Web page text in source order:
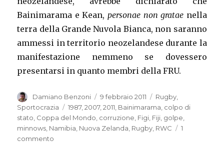
Bainimarama e Kean, personae non gratae nella
terra della Grande Nuvola Bianca, non saranno
ammessi in territorio neozelandese durante la
manifestazione nemmeno se dovessero
presentarsi in quanto membri della FRU.
Autore
Damiano Benzoni
Pubblicato
il
9 febbraio 2011 Categorie
Rugby
Sportocrazia
Tag
1987,2007,2011 Bainimarama colpo di
stato Coppa del Mondo corruzione Figi Fiji golpe
minnows Namibia Nuova Zelanda Rugby RWC
1
commento